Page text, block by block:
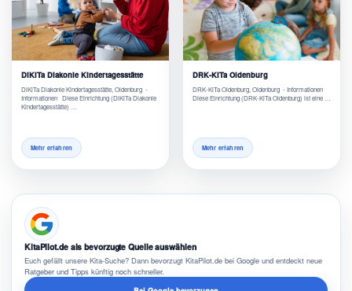
DiKiTa Diakonie Kindertagesstätte
DiKiTa Diakonie Kindertagesstätte, Oldenburg -
Informationen Diese Einrichtung (DiKiTa Diakonie
Kindertagesstätte) …
Mehr erfahren
DRK-KiTa Oldenburg
DRK-KiTa Oldenburg, Oldenburg - Informationen
Diese Einrichtung (DRK-KiTa Oldenburg) ist eine …
Mehr erfahren
KitaPilot.de als bevorzugte Quelle auswählen
Euch gefällt unsere Kita-Suche? Dann bevorzugt KitaPilot.de bei Google und entdeckt neue
Ratgeber und Tipps künftig noch schneller.